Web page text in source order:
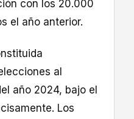
con los 20.000
el año anterior.
al
año 2024, bajo el
Los